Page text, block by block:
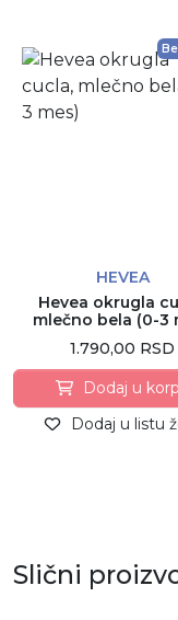
HEVEA
Hevea okrugla
mlečno bela (0-3
1.790,00 RSD
Dodaj u
Dodaj u listu
Slični